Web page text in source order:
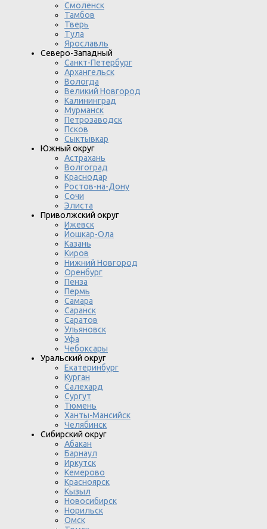
Смоленск
Тамбов
Тверь
Тула
Ярославль
Северо-Западный
Санкт-Петербург
Архангельск
Вологда
Великий Новгород
Калининград
Мурманск
Петрозаводск
Псков
Сыктывкар
Южный округ
Астрахань
Волгоград
Краснодар
Ростов-на-Дону
Сочи
Элиста
Приволжский округ
Ижевск
Йошкар-Ола
Казань
Киров
Нижний Новгород
Оренбург
Пенза
Пермь
Самара
Саранск
Саратов
Ульяновск
Уфа
Чебоксары
Уральский округ
Екатеринбург
Курган
Салехард
Сургут
Тюмень
Ханты-Мансийск
Челябинск
Сибирский округ
Абакан
Барнаул
Иркутск
Кемерово
Красноярск
Кызыл
Новосибирск
Норильск
Омск